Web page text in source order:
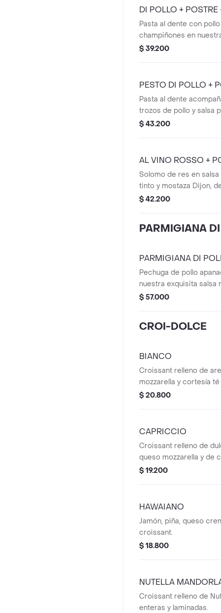
DI POLLO + POSTRE
Pasta al dente con
champiñones en
blanca al vino blanco,
Acompañada de pan
para tu mesa.
$ 39.200
PESTO DI POLLO +
Pasta al dente
trozos de pollo y salsa
terminada con queso
postre y bebida de
$ 43.200
AL VINO ROSSO +
Solomo de res en
tinto y mostaza Dijon,
cebolla caramelizada
baguette, postre y
$ 42.200
PARMIGIANA
PARMIGIANA DI
Pechuga de pollo
nuestra exquisita salsa
coronada con gratinado
salsa. Acompañada de
perfecto para tu mesa.
$ 57.000
CROI-DOLCE
BIANCO
Croissant relleno de
mozzarella y cortesía té
$ 20.800
CAPRICCIO
Croissant relleno de
queso mozzarella y de
$ 19.200
HAWAIANO
Jamón, piña, queso
croissant.
$ 18.800
NUTELLA
Croissant relleno de
enteras y laminadas.